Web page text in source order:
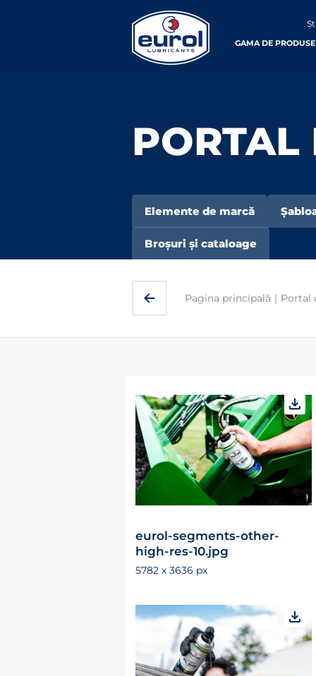
GAMA DE PRODUSE
PORTAL
Elemente de marcă
Broșuri și cataloage
Pagina principală | Portal
eurol-segments-other-
high-res-10.jpg
5782 x 3636 px